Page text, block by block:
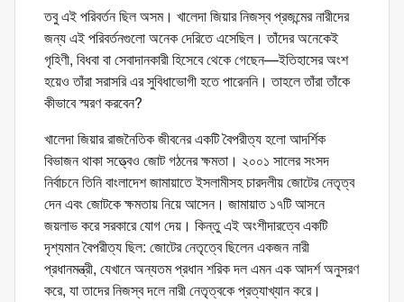
তবু এই পরিবর্তন ছিল অসম। খালেদা জিয়ার নিজস্ব প্রজন্মের নারীদের
জন্য এই পরিবর্তনগুলো অনেক দেরিতে এসেছিল। তাঁদের অনেকেই
গৃহিণী, বিধবা বা সেবাদানকারী হিসেবে থেকে গেছেন—ইতিহাসের অংশ
হয়েও তাঁরা সরাসরি এর সুবিধাভোগী হতে পারেননি। তাহলে তাঁরা তাঁকে
কীভাবে স্মরণ করবেন?
খালেদা জিয়ার রাজনৈতিক জীবনের একটি বৈপরীত্য হলো আদর্শিক
বিভাজন থাকা সত্ত্বেও জোট গঠনের ক্ষমতা। ২০০১ সালের সংসদ
নির্বাচনে তিনি বাংলাদেশ জামায়াতে ইসলামীসহ চারদলীয় জোটের নেতৃত্ব
দেন এবং জোটকে ক্ষমতায় নিয়ে আসেন। জামায়াত ১৭টি আসনে
জয়লাভ করে সরকারে যোগ দেয়। কিন্তু এই অংশীদারত্বে একটি
দৃশ্যমান বৈপরীত্য ছিল: জোটের নেতৃত্বে ছিলেন একজন নারী
প্রধানমন্ত্রী, যেখানে অন্যতম প্রধান শরিক দল এমন এক আদর্শ অনুসরণ
করে, যা তাদের নিজস্ব দলে নারী নেতৃত্বকে প্রত্যাখ্যান করে।